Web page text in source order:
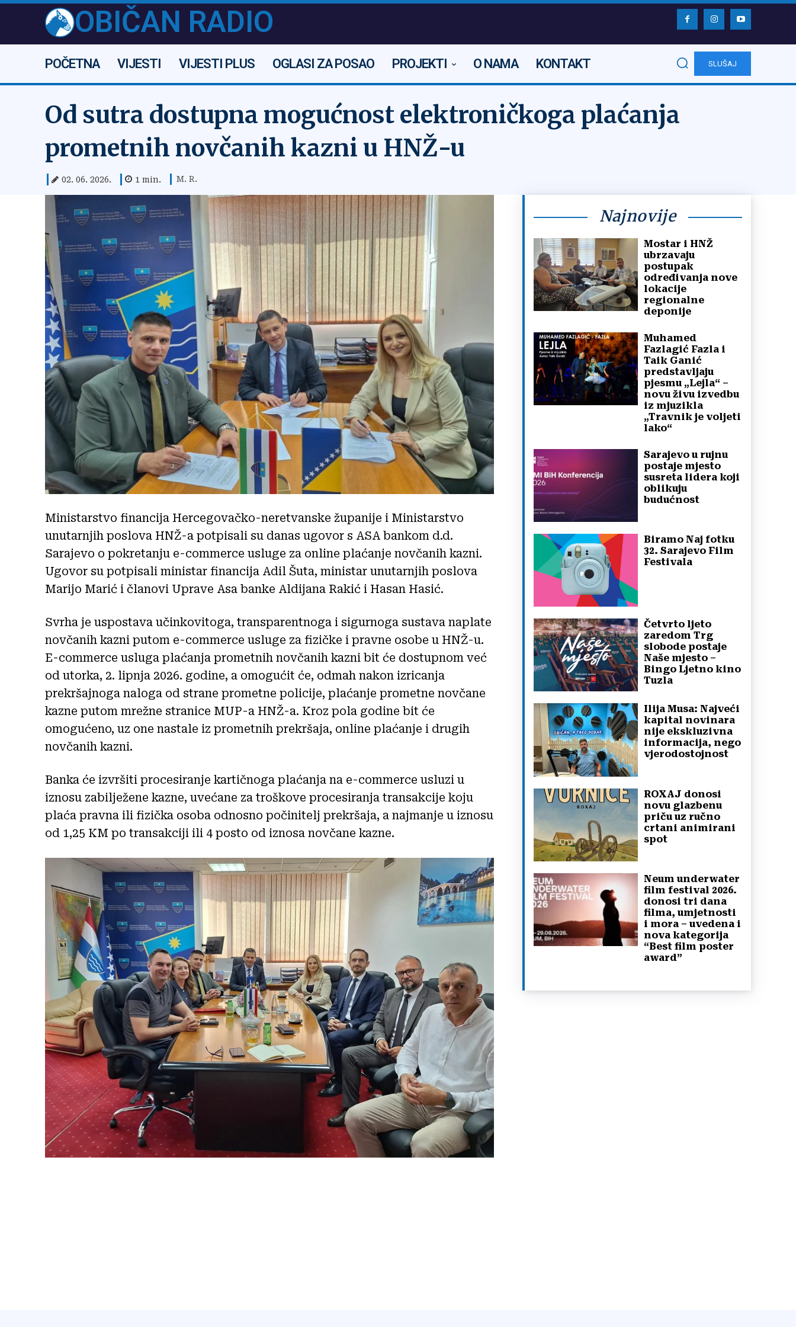
OBIČAN RADIO
POČETNA VIJESTI VIJESTI PLUS OGLASI ZA POSAO PROJEKTI O NAMA KONTAKT SLUŠAJ
Od sutra dostupna mogućnost elektroničkoga plaćanja
prometnih novčanih kazni u HNŽ-u
02. 06. 2026. 1 min. M. R.
Ministarstvo financija Hercegovačko-neretvanske županije i Ministarstvo
unutarnjih poslova HNŽ-a potpisali su danas ugovor s ASA bankom d.d.
Sarajevo o pokretanju e-commerce usluge za online plaćanje novčanih kazni.
Ugovor su potpisali ministar financija Adil Šuta, ministar unutarnjih poslova
Marijo Marić i članovi Uprave Asa banke Aldijana Rakić i Hasan Hasić.
Svrha je uspostava učinkovitoga, transparentnoga i sigurnoga sustava naplate
novčanih kazni putom e-commerce usluge za fizičke i pravne osobe u HNŽ-u.
E-commerce usluga plaćanja prometnih novčanih kazni bit će dostupnom već
od utorka, 2. lipnja 2026. godine, a omogućit će, odmah nakon izricanja
prekršajnoga naloga od strane prometne policije, plaćanje prometne novčane
kazne putom mrežne stranice MUP-a HNŽ-a. Kroz pola godine bit će
omogućeno, uz one nastale iz prometnih prekršaja, online plaćanje i drugih
novčanih kazni.
Banka će izvršiti procesiranje kartičnoga plaćanja na e-commerce usluzi u
iznosu zabilježene kazne, uvećane za troškove procesiranja transakcije koju
plaća pravna ili fizička osoba odnosno počinitelj prekršaja, a najmanje u iznosu
od 1,25 KM po transakciji ili 4 posto od iznosa novčane kazne.
Najnovije
Mostar i HNŽ
ubrzavaju
postupak
određivanja nove
lokacije
regionalne
deponije
Muhamed
Fazlagić Fazla i
Taik Ganić
predstavljaju
pjesmu „Lejla“ –
novu živu izvedbu
iz mjuzikla
„Travnik je voljeti
lako“
Sarajevo u rujnu
postaje mjesto
susreta lidera koji
oblikuju
budućnost
Biramo Naj fotku
32. Sarajevo Film
Festivala
Četvrto ljeto
zaredom Trg
slobode postaje
Naše mjesto –
Bingo Ljetno kino
Tuzla
Ilija Musa: Najveći
kapital novinara
nije ekskluzivna
informacija, nego
vjerodostojnost
ROXAJ donosi
novu glazbenu
priču uz ručno
crtani animirani
spot
Neum underwater
film festival 2026.
donosi tri dana
filma, umjetnosti
i mora – uvedena i
nova kategorija
“Best film poster
award”